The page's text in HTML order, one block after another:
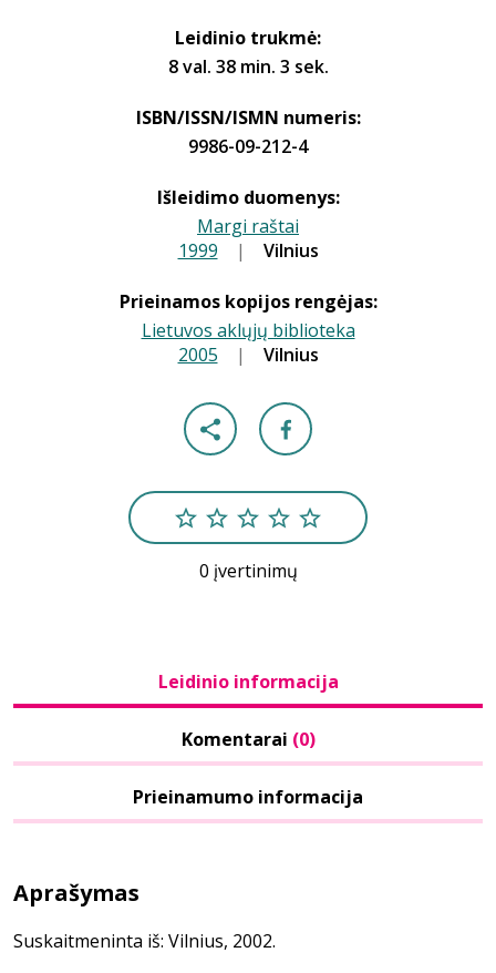
Leidinio trukmė:
8 val. 38 min. 3 sek.
ISBN/ISSN/ISMN numeris:
9986-09-212-4
Išleidimo duomenys:
Margi raštai
1999 | Vilnius
Prieinamos kopijos rengėjas:
Lietuvos aklųjų biblioteka
2005 | Vilnius
0 įvertinimų
Leidinio informacija
Komentarai (0)
Prieinamumo informacija
Aprašymas
Suskaitmeninta iš: Vilnius, 2002.